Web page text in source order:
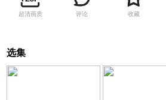
超清画质 评论 收藏
选集